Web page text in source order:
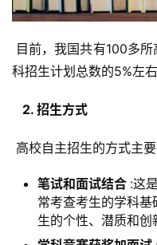
科招生计划总数的5%左右
  2. 招生方式
高校自主招生的方式主要
笔试和面试结合 :这
常考查考生的学科
生的个性、潜质和创